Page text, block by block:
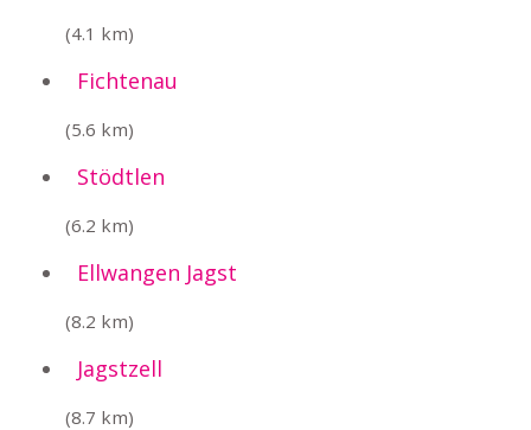
(4.1 km)
Fichtenau
(5.6 km)
Stödtlen
(6.2 km)
Ellwangen Jagst
(8.2 km)
Jagstzell
(8.7 km)